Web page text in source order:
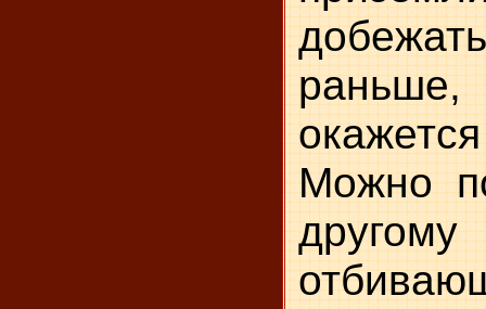
Можно